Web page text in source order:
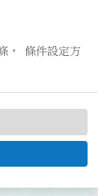
， 條件設定方